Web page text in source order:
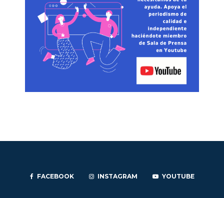
FACEBOOK INSTAGRAM YOUTUBE